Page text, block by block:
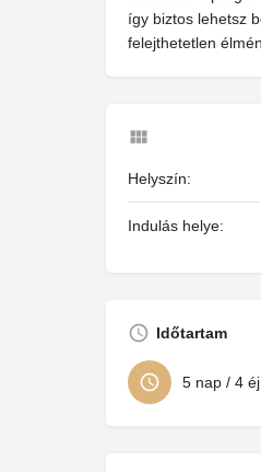
így biztos lehetsz
felejthetetlen
Helyszín:
Indulás helye:
Időtartam
5 nap / 4 éj